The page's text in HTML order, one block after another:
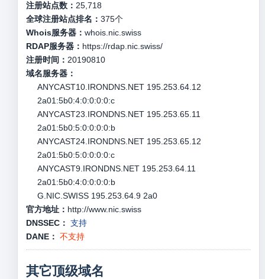
注册站点数： 25,718
全球注册站点排名： 375个
Whois服务器： whois.nic.swiss
RDAP服务器： https://rdap.nic.swiss/
注册时间： 20190810
域名服务器：
ANYCAST10.IRONDNS.NET 195.253.64.12
2a01:5b0:4:0:0:0:0:c
ANYCAST23.IRONDNS.NET 195.253.65.11
2a01:5b0:5:0:0:0:0:b
ANYCAST24.IRONDNS.NET 195.253.65.12
2a01:5b0:5:0:0:0:0:c
ANYCAST9.IRONDNS.NET 195.253.64.11
2a01:5b0:4:0:0:0:0:b
G.NIC.SWISS 195.253.64.9 2a0
官方地址： http://www.nic.swiss
DNSSEC： 支持
DANE： 不支持
其它顶级域名